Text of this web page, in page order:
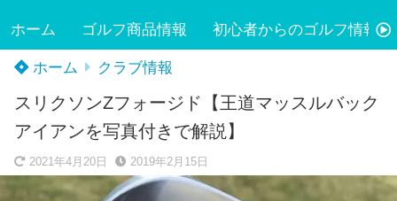
ホーム ゴルフ商品情報 初心者からのゴルフ情報
ホーム クラブ情報
スリクソンZフォージド【王道マッスルバック
アイアンを写真付きで解説】
2021年4月20日 2019年2月15日